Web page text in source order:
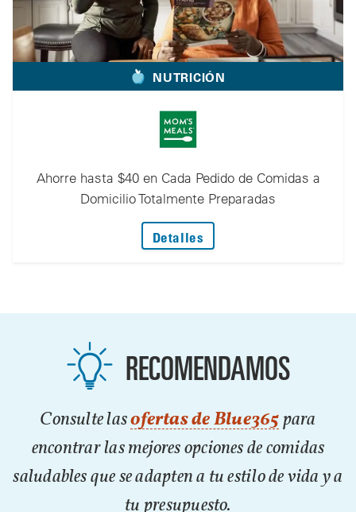
NUTRICIÓN
Ahorre hasta $40 en Cada Pedido de Comidas a
Domicilio Totalmente Preparadas
Detalles
RECOMENDAMOS
Consulte lasofertas de Blue365 para
encontrar las mejores opciones de comidas
saludables que se adapten a tu estilo de vida y a
tu presupuesto.